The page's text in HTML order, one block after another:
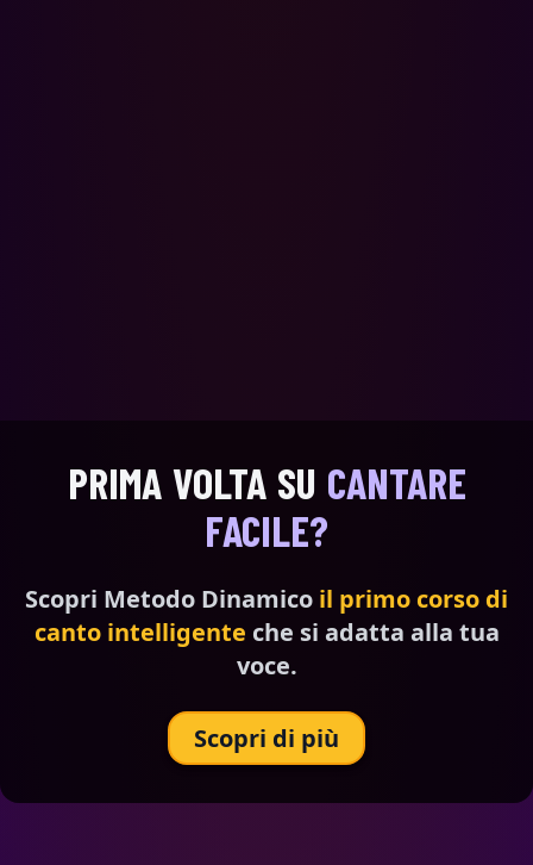
PRIMA VOLTA SU CANTARE
FACILE?
Scopri Metodo Dinamico il primo corso di
canto intelligente che si adatta alla tua
voce.
Scopri di più